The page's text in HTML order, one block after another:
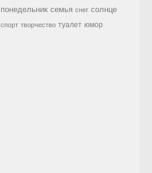
понедельник семья снег солнце
спорт творчество туалет юмор